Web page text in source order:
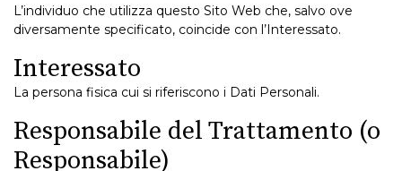
L’individuo che utilizza questo Sito Web che, salvo ove
diversamente specificato, coincide con l’Interessato.
Interessato
La persona fisica cui si riferiscono i Dati Personali.
Responsabile del Trattamento (o
Responsabile)